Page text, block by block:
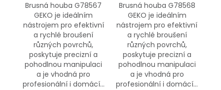
Brusná houba G78567
GEKO je ideálním
nástrojem pro efektivní
a rychlé broušení
různých povrchů,
poskytuje precizní a
pohodlnou manipulaci
a je vhodná pro
profesionální i domácí...
Brusná houba G78568
GEKO je ideálním
nástrojem pro efektivní
a rychlé broušení
různých povrchů,
poskytuje precizní a
pohodlnou manipulaci
a je vhodná pro
profesionální i domácí...